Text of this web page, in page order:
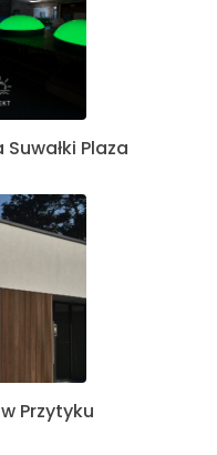
Plaza
Przytyku